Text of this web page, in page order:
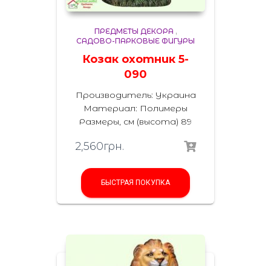
ПРЕДМЕТЫ ДЕКОРА ,
САДОВО-ПАРКОВЫЕ ФИГУРЫ
Козак охотник 5-
090
Производитель: Украина
Материал: Полимеры
Размеры, см (высота) 89
2,560грн.
БЫСТРАЯ ПОКУПКА